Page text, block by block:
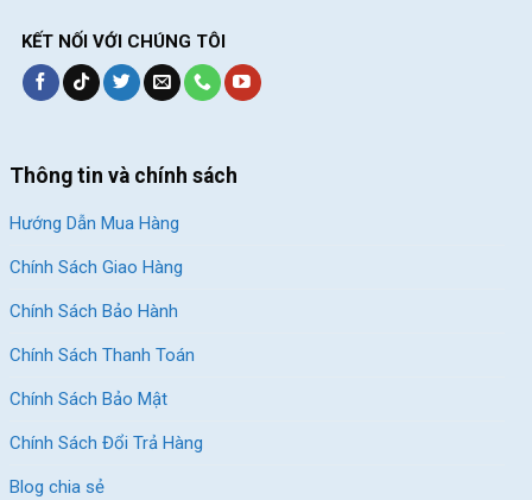
KẾT NỐI VỚI CHÚNG TÔI
Thông tin và chính sách
Hướng Dẫn Mua Hàng
Chính Sách Giao Hàng
Chính Sách Bảo Hành
Chính Sách Thanh Toán
Chính Sách Bảo Mật
Chính Sách Đổi Trả Hàng
Blog chia sẻ